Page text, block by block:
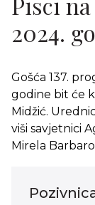
2024.
Gošća 137.
godine bit će
Midžić.
viši savjetnici
Mirela